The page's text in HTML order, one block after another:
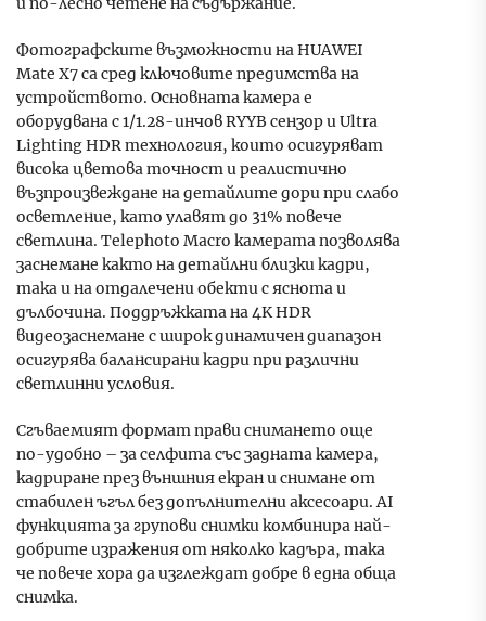
Фотографските възможности на HUAWEI
Mate X7 са сред ключовите предимства на
устройството. Основната камера е
оборудвана с 1/1.28-инчов RYYB сензор и Ultra
Lighting HDR технология, които осигуряват
висока цветова точност и реалистично
възпроизвеждане на детайлите дори при слабо
осветление, като улавят до 31% повече
светлина. Telephoto Macro камерата позволява
заснемане както на детайлни близки кадри,
така и на отдалечени обекти с яснота и
дълбочина. Поддръжката на 4K HDR
видеозаснемане с широк динамичен диапазон
осигурява балансирани кадри при различни
светлинни условия.
Сгъваемият формат прави снимането още
по-удобно – за селфита със задната камерa,
кадриране през външния екран и снимане от
стабилен ъгъл без допълнителни аксесоари. AI
функцията за групови снимки комбинира най-
добрите изражения от няколко кадъра, така
че повече хора да изглеждат добре в една обща
снимка.